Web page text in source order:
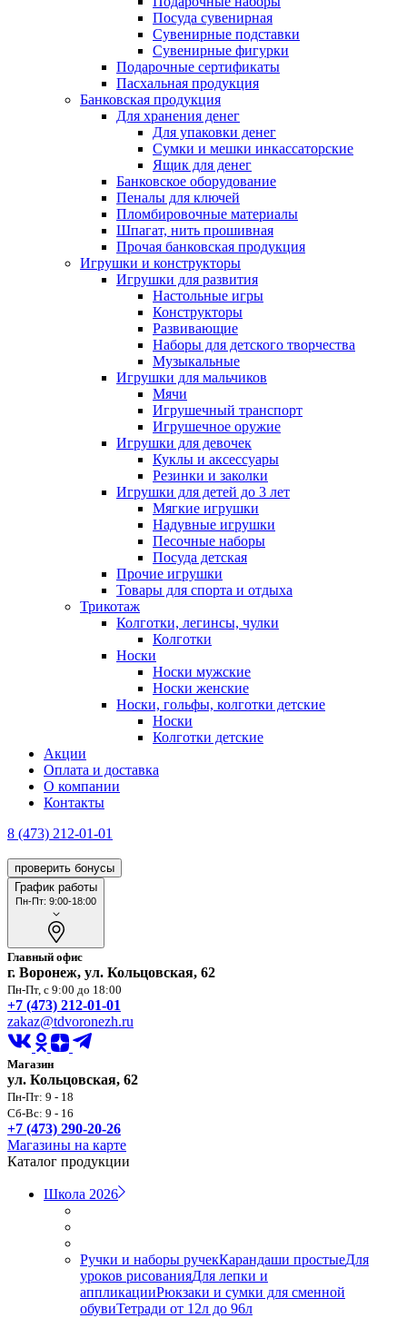
Посуда сувенирная
Сувенирные подставки
Сувенирные фигурки
Подарочные сертификаты
Пасхальная продукция
Банковская продукция
Для хранения денег
Для упаковки денег
Сумки и мешки инкассаторские
Ящик для денег
Банковское оборудование
Пеналы для ключей
Пломбировочные материалы
Шпагат, нить прошивная
Прочая банковская продукция
Игрушки и конструкторы
Игрушки для развития
Настольные игры
Конструкторы
Развивающие
Наборы для детского творчества
Музыкальные
Игрушки для мальчиков
Мячи
Игрушечный транспорт
Игрушечное оружие
Игрушки для девочек
Куклы и аксессуары
Резинки и заколки
Игрушки для детей до 3 лет
Мягкие игрушки
Надувные игрушки
Песочные наборы
Посуда детская
Прочие игрушки
Товары для спорта и отдыха
Трикотаж
Колготки, легинсы, чулки
Колготки
Носки
Носки мужские
Носки женские
Носки, гольфы, колготки детские
Носки
Колготки детские
Акции
Оплата и доставка
О компании
Контакты
8 (473) 212-01-01
проверить бонусы
График работы
Пн-Пт: 9:00-18:00
Главный офис
г. Воронеж, ул. Кольцовская, 62
Пн-Пт, с 9:00 до 18:00
+7 (473) 212-01-01
zakaz@tdvoronezh.ru
Магазин
ул. Кольцовская, 62
Пн-Пт: 9 - 18
Сб-Вс: 9 - 16
+7 (473) 290-20-26
Магазины на карте
Каталог продукции
Школа 2026
Ручки и наборы ручекКарандаши простыеДля
уроков рисованияДля лепки и
аппликацииРюкзаки и сумки для сменной
обувиТетради от 12л до 96л